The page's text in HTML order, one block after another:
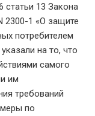
статьи 13 Закона
2300-1 «О защите
потребителем
на то, что
самого
им
требований
по